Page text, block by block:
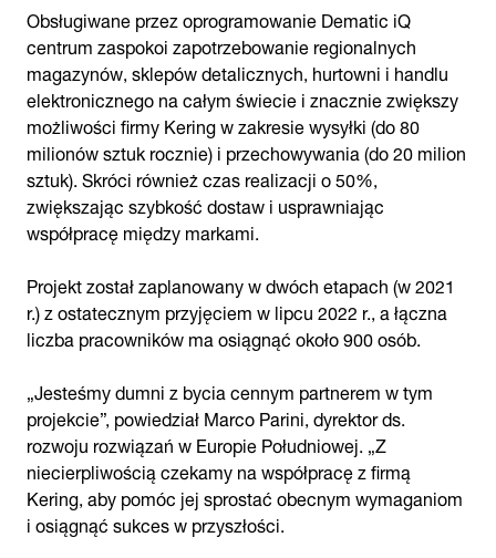
Obsługiwane przez oprogramowanie Dematic iQ
centrum zaspokoi zapotrzebowanie regionalnych
magazynów, sklepów detalicznych, hurtowni i handlu
elektronicznego na całym świecie i znacznie zwiększy
możliwości firmy Kering w zakresie wysyłki (do 80
milionów sztuk rocznie) i przechowywania (do 20 milion
sztuk). Skróci również czas realizacji o 50%,
zwiększając szybkość dostaw i usprawniając
współpracę między markami.
Projekt został zaplanowany w dwóch etapach (w 2021
r.) z ostatecznym przyjęciem w lipcu 2022 r., a łączna
liczba pracowników ma osiągnąć około 900 osób.
„Jesteśmy dumni z bycia cennym partnerem w tym
projekcie”, powiedział Marco Parini, dyrektor ds.
rozwoju rozwiązań w Europie Południowej. „Z
niecierpliwością czekamy na współpracę z firmą
Kering, aby pomóc jej sprostać obecnym wymaganiom
i osiągnąć sukces w przyszłości.